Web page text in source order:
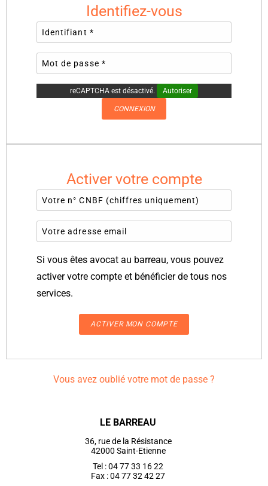
Identifiez-vous
reCAPTCHA est désactivé. Autoriser
CONNEXION
Activer votre compte
Si vous êtes avocat au barreau, vous pouvez
activer votre compte et bénéficier de tous nos
services.
Vous avez oublié votre mot de passe ?
LE BARREAU
36, rue de la Résistance
42000 Saint-Etienne
Tel : 04 77 33 16 22
Fax : 04 77 32 42 27